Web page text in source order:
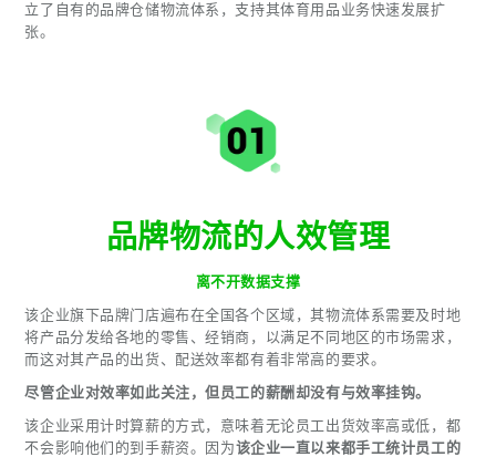
立了自有的品牌仓储物流体系，支持其体育用品业务快速发展扩
张。
品牌物流的人效管理
离不开数据支撑
该企业旗下品牌门店遍布在全国各个区域，其物流体系需要及时地
将产品分发给各地的零售、经销商，以满足不同地区的市场需求，
而这对其产品的出货、配送效率都有着非常高的要求。
尽管企业对效率如此关注，但员工的薪酬却没有与效率挂钩。
该企业采用计时算薪的方式，意味着无论员工出货效率高或低，都
不会影响他们的到手薪资。因为该企业一直以来都手工统计员工的